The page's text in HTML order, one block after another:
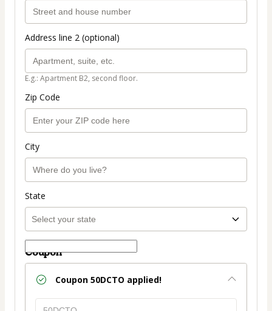
Address line 2 (optional)
E.g.: Apartment B2, second floor.
Zip Code
City
State
Coupon
Coupon 50DCTO applied!